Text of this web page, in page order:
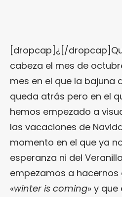
[dropcap]¿[/
cabeza el mes de
mes en el que la bajuna
queda atrás pero en el
hemos empezado a
las vacaciones de
momento en el que ya
esperanza ni del
empezamos a
«winter is coming» y